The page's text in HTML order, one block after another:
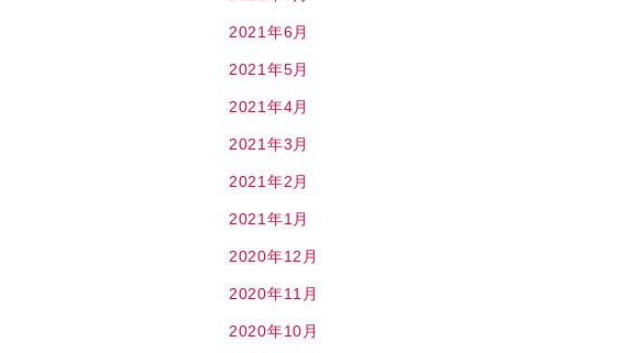
2021年6月
2021年5月
2021年4月
2021年3月
2021年2月
2021年1月
2020年12月
2020年11月
2020年10月